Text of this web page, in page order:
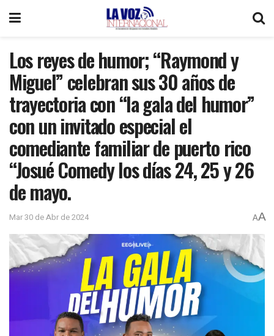
Los reyes de humor; “Raymond y
Miguel” celebran sus 30 años de
trayectoria con “la gala del humor”
con un invitado especial el
comediante familiar de puerto rico
“Josué Comedy los días 24, 25 y 26
de mayo.
Mar 30 de Abr de 2024 AA